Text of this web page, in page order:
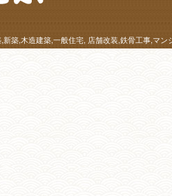
新築,木造建築,一般住宅, 店舗改装,鉄骨工事,